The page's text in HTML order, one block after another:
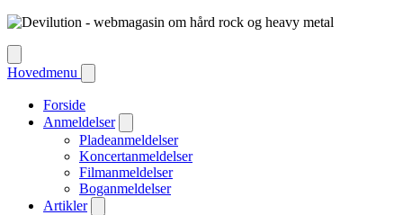
Hovedmenu
Forside
Anmeldelser
Pladeanmeldelser
Koncertanmeldelser
Filmanmeldelser
Boganmeldelser
Artikler